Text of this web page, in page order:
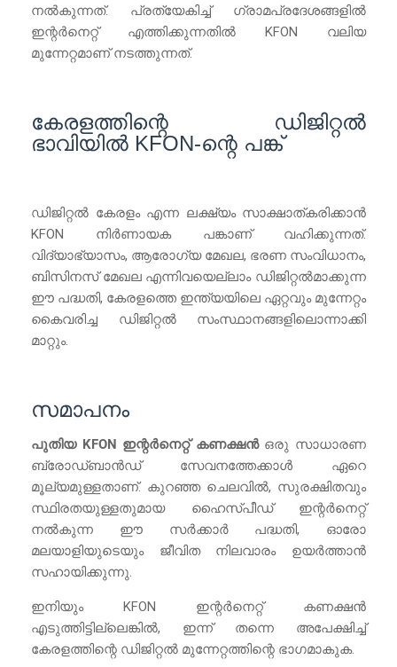
നൽകുന്നത്. പ്രത്യേകിച്ച് ഗ്രാമപ്രദേശങ്ങളിൽ
ഇന്റർനെറ്റ് എത്തിക്കുന്നതിൽ KFON വലിയ
മുന്നേറ്റമാണ് നടത്തുന്നത്.
കേരളത്തിന്റെ ഡിജിറ്റൽ
ഭാവിയിൽ KFON-ന്റെ പങ്ക്
ഡിജിറ്റൽ കേരളം എന്ന ലക്ഷ്യം സാക്ഷാത്കരിക്കാൻ
KFON നിർണായക പങ്കാണ് വഹിക്കുന്നത്.
വിദ്യാഭ്യാസം, ആരോഗ്യ മേഖല, ഭരണ സംവിധാനം,
ബിസിനസ് മേഖല എന്നിവയെല്ലാം ഡിജിറ്റൽമാക്കുന്ന
ഈ പദ്ധതി, കേരളത്തെ ഇന്ത്യയിലെ ഏറ്റവും മുന്നേറ്റം
കൈവരിച്ച ഡിജിറ്റൽ സംസ്ഥാനങ്ങളിലൊന്നാക്കി
മാറ്റും.
സമാപനം
പുതിയ KFON ഇന്റർനെറ്റ് കണക്ഷൻഒരു സാധാരണ
ബ്രോഡ്ബാൻഡ് സേവനത്തേക്കാൾ ഏറെ
മൂല്യമുള്ളതാണ്. കുറഞ്ഞ ചെലവിൽ, സുരക്ഷിതവും
സ്ഥിരതയുള്ളതുമായ ഹൈസ്പീഡ് ഇന്റർനെറ്റ്
നൽകുന്ന ഈ സർക്കാർ പദ്ധതി, ഓരോ
മലയാളിയുടെയും ജീവിത നിലവാരം ഉയർത്താൻ
സഹായിക്കുന്നു.
ഇനിയും KFON ഇന്റർനെറ്റ് കണക്ഷൻ
എടുത്തിട്ടില്ലെങ്കിൽ, ഇന്ന് തന്നെ അപേക്ഷിച്ച്
കേരളത്തിന്റെ ഡിജിറ്റൽ മുന്നേറ്റത്തിന്റെ ഭാഗമാകുക.